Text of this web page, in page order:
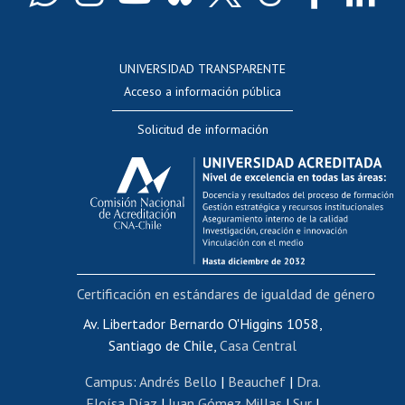
Docentes
Evaluación docente
Calificación académica
Postulación al AUCAI
Funcionarias/os
Cursos internos de capacitación
Bienestar del personal
Portal de movilidad interna
Certificado de renta
Certificado de renta honorarios
Editar páginas blancas
UNIVERSIDAD TRANSPARENTE
Acceso a información pública
Solicitud de información
Av. Libertador Bernardo O'Higgins 1058,
Santiago de Chile, Casa Central
Campus: Andrés Bello | Beauchef| Dra.
Certificación en estándares de igualdad de género